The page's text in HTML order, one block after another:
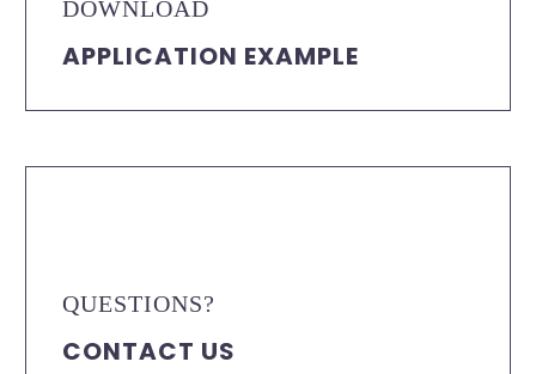
DOWNLOAD
APPLICATION EXAMPLE
QUESTIONS?
CONTACT US